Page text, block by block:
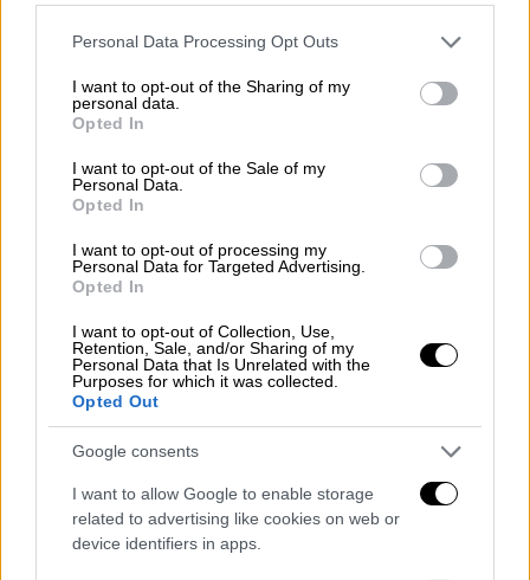
Please note that this website/app uses one or more Google
not limited to your visit or usage behaviour. You may click to
grant or deny consent to Google and its third-party tags to
use your data for below specified purposes in below Google
consent section.
Personal Data Processing Opt Outs
I want to opt-out of the Sharing of my
personal data.
Opted In
I want to opt-out of the Sale of my
Personal Data.
Opted In
I want to opt-out of processing my
Personal Data for Targeted Advertising.
Opted In
I want to opt-out of Collection, Use,
Retention, Sale, and/or Sharing of my
Personal Data that Is Unrelated with the
Purposes for which it was collected.
Opted Out
Google consents
I want to allow Google to enable storage
related to advertising like cookies on web or
device identifiers in apps.
σχετιζόμενα με ήδη γνωστό κρούσμα. 25
συμπολίτες μας νοσηλεύονται
διασωληνωμένοι. Η διάμεση ηλικία τους
είναι 67 ετών. 7 (28.0%) είναι γυναίκες και οι
υπόλοιποι άνδρες. To 52.0% έχει υποκείμενο
νόσημα ή είναι ηλικιωμένοι 70 ετών και άνω.
Η κατανομή των κρουσμάτων στη
Σήμερα, 18/8/2020, δηλώθηκαν269 επιπλέον
κρούσματα κορονοϊού
τα 25 συνδέονται με γνωστές συρροές, ενώ
τα 18 με πρόσφατο ταξίδι στο εσωτερικό
της χώρας.
Αναλυτικότερα: